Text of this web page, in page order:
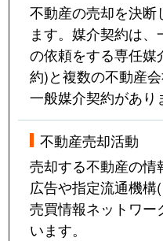
不動産の売却を決断
ます。媒介契約は
の依頼をする専任
約)と複数の不動産
一般媒介契約があり
不動産売却活動
売却する不動産の
広告や指定流通機
売買情報ネットワ
います。